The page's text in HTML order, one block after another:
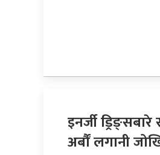
इनर्जी ड्रिङ्सबारे
अर्बौं लगानी